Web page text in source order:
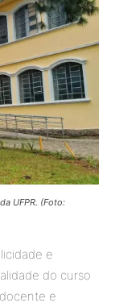
UFPR. (Foto:
e
do curso
e